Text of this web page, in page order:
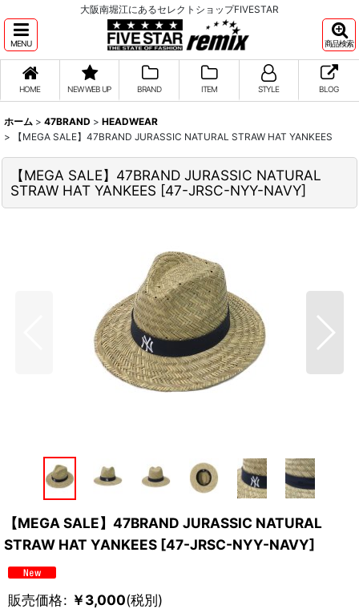
大阪南堀江にあるセレクトショップFIVESTAR
MENU 商品検索
HOME NEW WEB UP BRAND ITEM STYLE BLOG
ホーム > 47BRAND > HEADWEAR
>
【MEGA SALE】47BRAND JURASSIC NATURAL STRAW HAT YANKEES
【MEGA SALE】47BRAND JURASSIC NATURAL
STRAW HAT YANKEES [47-JRSC-NYY-NAVY]
【MEGA SALE】47BRAND JURASSIC NATURAL
STRAW HAT YANKEES [47-JRSC-NYY-NAVY]
販売価格: ￥3,000(税別)